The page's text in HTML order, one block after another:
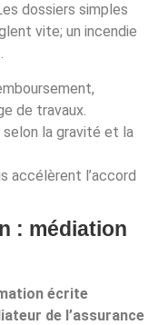
dossiers simples
vite; un incendie
de travaux.
selon la gravité et la
accélèrent l’accord
: médiation
écrite
de l’assurance